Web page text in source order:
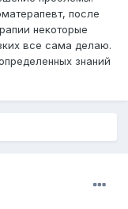
после
некоторые
все сама делаю.
знаний